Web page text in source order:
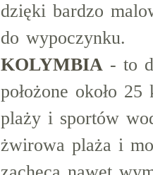
dzięki bardzo
do wypoczynku.
KOLYMBIA - to
położone około
plaży i sportów
żwirowa plaża i